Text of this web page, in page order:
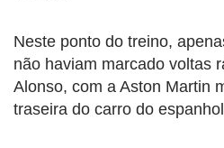
Neste ponto do treino,
não haviam marcado voltas
Alonso, com a Aston Martin
traseira do carro do